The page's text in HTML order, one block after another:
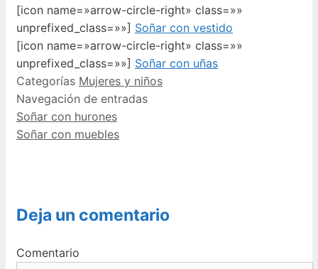
[icon name=»arrow-circle-right» class=»»
unprefixed_class=»»] Soñar con vestido
[icon name=»arrow-circle-right» class=»»
unprefixed_class=»»] Soñar con uñas
Categorías Mujeres y niños
Navegación de entradas
Soñar con hurones
Soñar con muebles
Deja un comentario
Comentario